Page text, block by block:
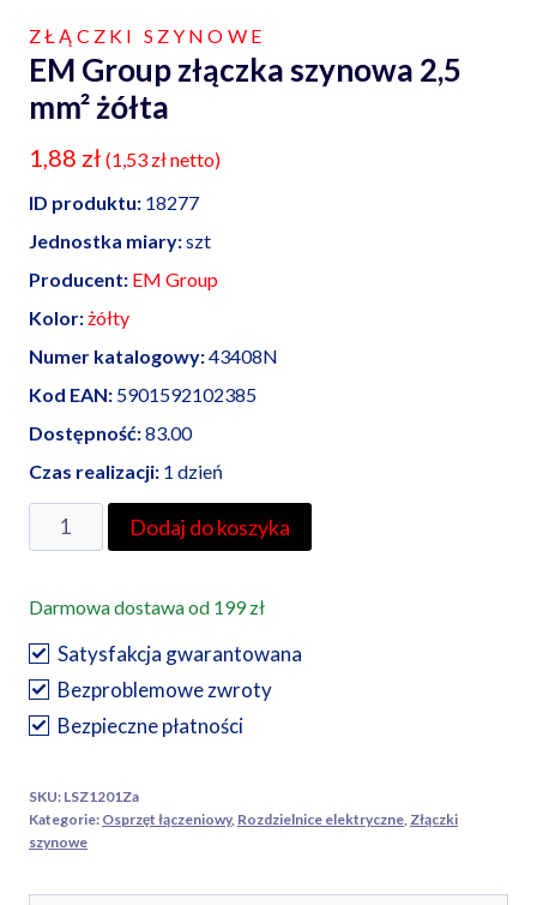
ZŁĄCZKI SZYNOWE
EM Group złączka szynowa 2,5
mm² żółta
1,88 zł (1,53 złnetto)
ID produktu: 18277
Jednostka miary:szt
Producent: EM Group
Kolor:żółty
Numer katalogowy:43408N
Kod EAN: 5901592102385
Dostępność:83.00
Czas realizacji: 1 dzień
ilość
EM
złączka
szynowa
2,5
mm²
żółta
Dodaj do koszyka
Darmowa dostawa od 199 zł
Satysfakcja gwarantowana
Bezproblemowe zwroty
Bezpieczne płatności
SKU: LSZ1201Za
Kategorie: Osprzęt łączeniowy, Rozdzielnice elektryczne Złączki
szynowe